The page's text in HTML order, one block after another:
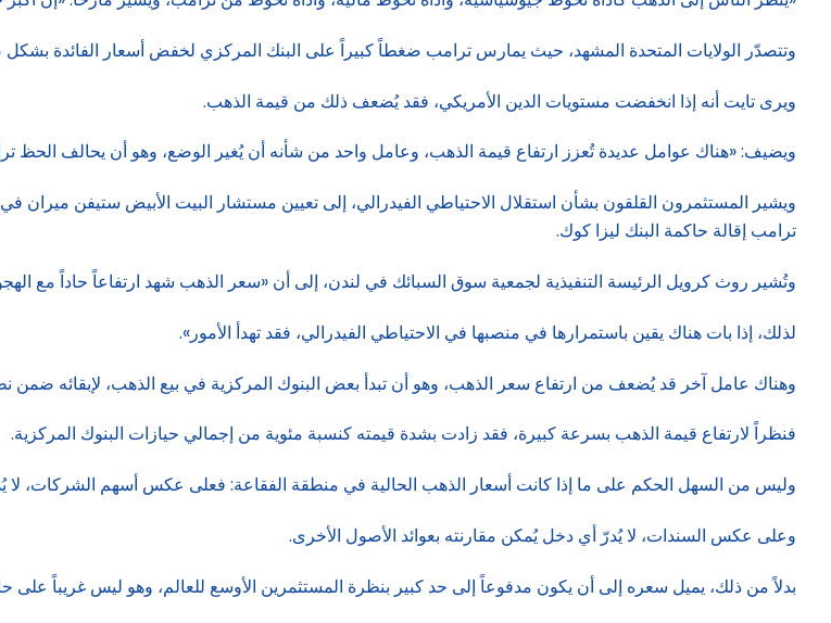
وتتصدّر الولايات المتحدة المشهد، حيث يمارس ترامب ضغطاً كبيراً على البنك المركزي لخفض أسعار الفائدة
ويرى تايت أنه إذا انخفضت مستويات الدين الأمريكي، فقد يُضعف ذلك من قيمة الذهب.
ويضيف: «هناك عوامل عديدة تُعزز ارتفاع قيمة الذهب، وعامل واحد من شأنه أن يُغير الوضع، وهو أن يحالف الحظ
ويشير المستثمرون القلقون بشأن استقلال الاحتياطي الفيدرالي، إلى تعيين مستشار البيت الأبيض ستيفن ميران
ترامب إقالة حاكمة البنك ليزا كوك.
وتُشير روث كرويل الرئيسة التنفيذية لجمعية سوق السبائك في لندن، إلى أن «سعر الذهب شهد ارتفاعاً حاداً مع
لذلك، إذا بات هناك يقين باستمرارها في منصبها في الاحتياطي الفيدرالي، فقد تهدأ الأمور».
وهناك عامل آخر قد يُضعف من ارتفاع سعر الذهب، وهو أن تبدأ بعض البنوك المركزية في بيع الذهب، لإبقائه ضمن
فنظراً لارتفاع قيمة الذهب بسرعة كبيرة، فقد زادت بشدة قيمته كنسبة مئوية من إجمالي حيازات البنوك المركزية.
وليس من السهل الحكم على ما إذا كانت أسعار الذهب الحالية في منطقة الفقاعة: فعلى عكس أسهم الشركات، لا
وعلى عكس السندات، لا يُدرّ أي دخل يُمكن مقارنته بعوائد الأصول الأخرى.
بدلاً من ذلك، يميل سعره إلى أن يكون مدفوعاً إلى حد كبير بنظرة المستثمرين الأوسع للعالم، وهو ليس غريباً